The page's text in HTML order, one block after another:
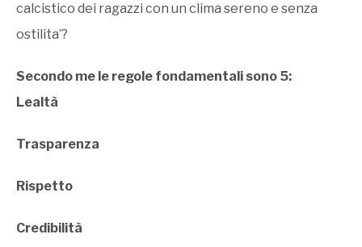
calcistico dei ragazzi con un clima sereno e senza
ostilita’?
Secondo me le regole fondamentali sono 5:
Lealtà
Trasparenza
Rispetto
Credibilità